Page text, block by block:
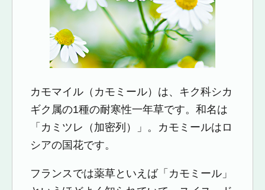
カモマイル（カモミール）は、キク科シカ
ギク属の1種の耐寒性一年草です。和名は
「カミツレ（加密列）」。カモミールはロ
シアの国花です。
フランスでは薬草といえば「カモミール」